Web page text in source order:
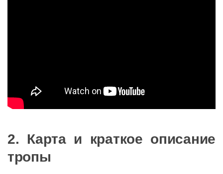
2. Карта и краткое описание
тропы